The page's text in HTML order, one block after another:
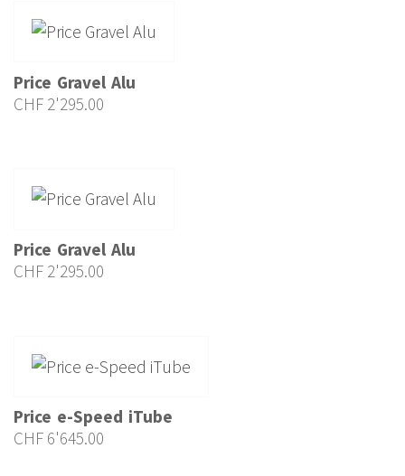
Price Gravel Alu
CHF 2'295.00
Price Gravel Alu
CHF 2'295.00
Price e-Speed iTube
CHF 6'645.00